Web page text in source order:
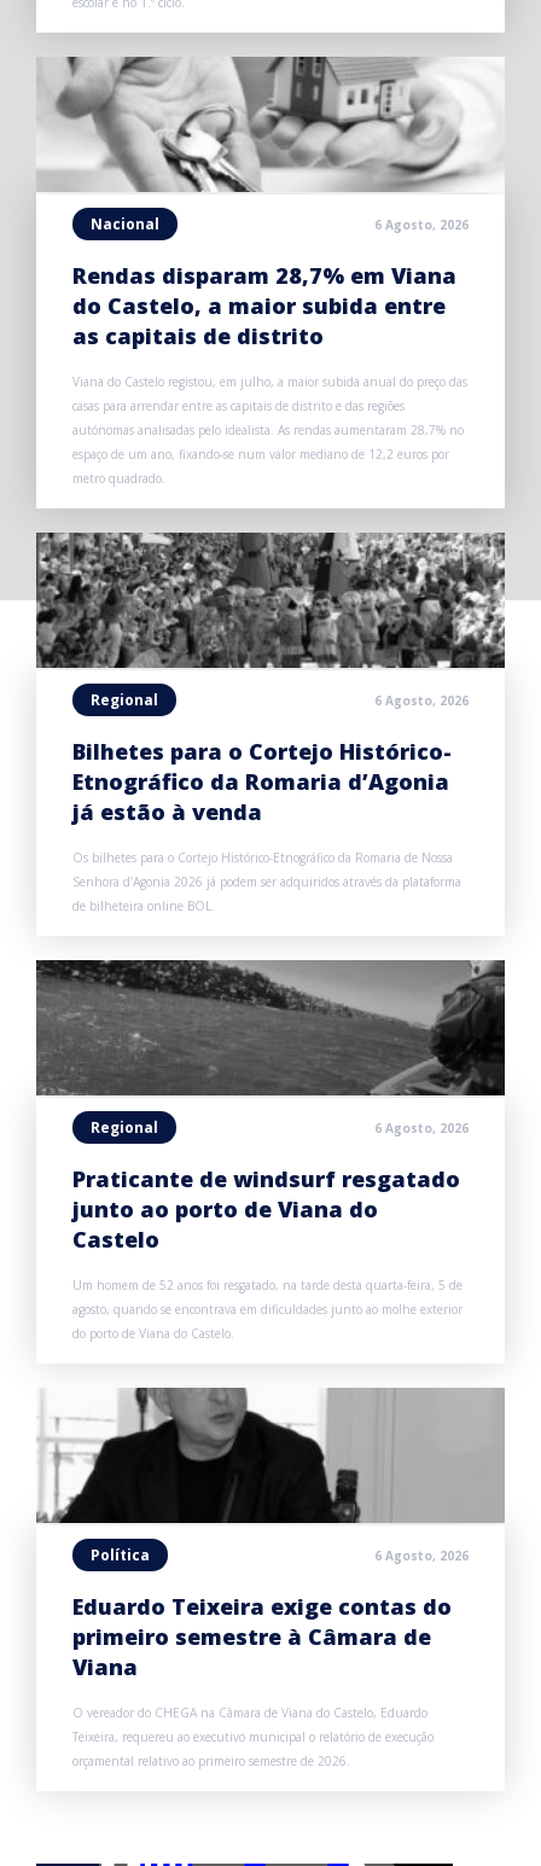
Nacional 6 Agosto, 2026
Rendas disparam 28,7% em Viana
do Castelo, a maior subida entre
as capitais de distrito
Viana do Castelo registou, em julho, a maior subida anual do preço das
casas para arrendar entre as capitais de distrito e das regiões
autónomas analisadas pelo idealista. As rendas aumentaram 28,7% no
espaço de um ano, fixando-se num valor mediano de 12,2 euros por
metro quadrado.
Regional 6 Agosto, 2026
Bilhetes para o Cortejo Histórico-
Etnográfico da Romaria d’Agonia
já estão à venda
Os bilhetes para o Cortejo Histórico-Etnográfico da Romaria de Nossa
Senhora d’Agonia 2026 já podem ser adquiridos através da plataforma
de bilheteira online BOL.
Regional 6 Agosto, 2026
Praticante de windsurf resgatado
junto ao porto de Viana do
Castelo
Um homem de 52 anos foi resgatado, na tarde desta quarta-feira, 5 de
agosto, quando se encontrava em dificuldades junto ao molhe exterior
do porto de Viana do Castelo.
Política 6 Agosto, 2026
Eduardo Teixeira exige contas do
primeiro semestre à Câmara de
Viana
O vereador do CHEGA na Câmara de Viana do Castelo, Eduardo
Teixeira, requereu ao executivo municipal o relatório de execução
orçamental relativo ao primeiro semestre de 2026.